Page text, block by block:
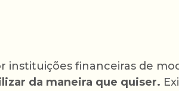
instituições financeiras de
da maneira que quiser.